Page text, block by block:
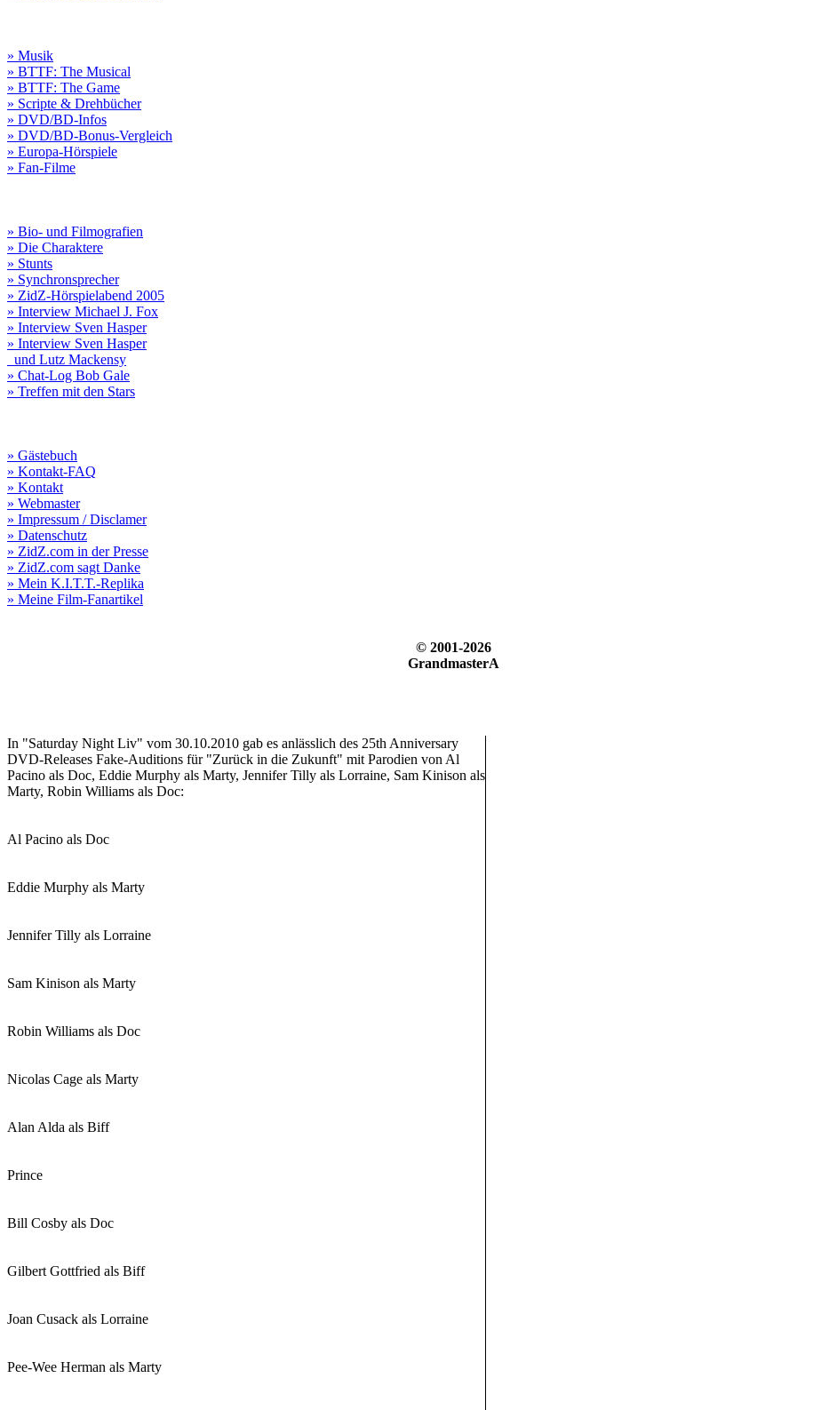
» Musik
» BTTF: The Musical
» BTTF: The Game
» Scripte & Drehbücher
» DVD/BD-Infos
» DVD/BD-Bonus-Vergleich
» Europa-Hörspiele
» Fan-Filme
» Bio- und Filmografien
» Die Charaktere
» Stunts
» Synchronsprecher
» ZidZ-Hörspielabend 2005
» Interview Michael J. Fox
» Interview Sven Hasper
» Interview Sven Hasper
und Lutz Mackensy
» Chat-Log Bob Gale
» Treffen mit den Stars
» Gästebuch
» Kontakt-FAQ
» Kontakt
» Webmaster
» Impressum / Disclamer
» Datenschutz
» ZidZ.com in der Presse
» ZidZ.com sagt Danke
» Mein K.I.T.T.-Replika
» Meine Film-Fanartikel
© 2001-2026
GrandmasterA
In "Saturday Night Liv" vom 30.10.2010 gab es anlässlich des 25th Anniversary
DVD-Releases Fake-Auditions für "Zurück in die Zukunft" mit Parodien von Al
Pacino als Doc, Eddie Murphy als Marty, Jennifer Tilly als Lorraine, Sam Kinison als
Marty, Robin Williams als Doc:
Al Pacino als Doc
Eddie Murphy als Marty
Jennifer Tilly als Lorraine
Sam Kinison als Marty
Robin Williams als Doc
Nicolas Cage als Marty
Alan Alda als Biff
Prince
Bill Cosby als Doc
Gilbert Gottfried als Biff
Joan Cusack als Lorraine
Pee-Wee Herman als Marty